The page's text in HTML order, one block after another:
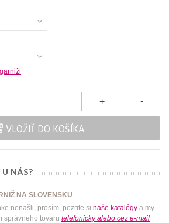
-
+
VLOŽIŤ DO KOŠÍKA
NÁS?
NA SLOVENSKU
nenašli, prosím, pozrite si naše katalógy a my
správneho tovaru telefonicky alebo cez e-mail